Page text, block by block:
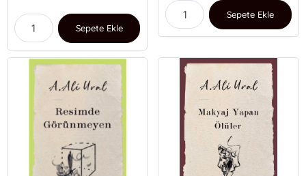
Sepete Ekle
Sepete Ekle